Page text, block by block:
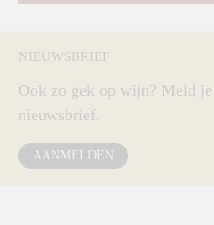
NIEUWSBRIEF
Ook zo gek op wijn? Meld je
nieuwsbrief.
AANMELDEN